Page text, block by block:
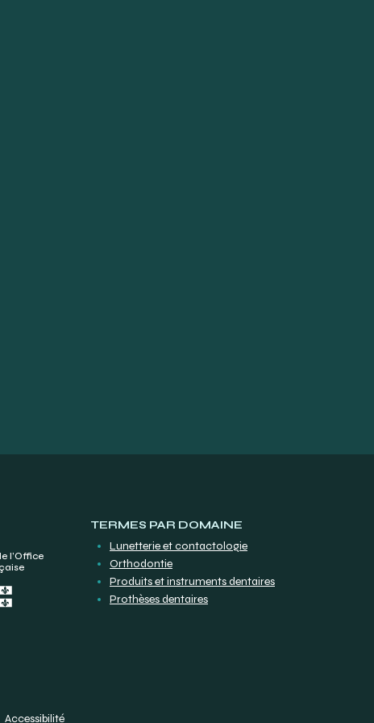
l’Office
TERMES PAR DOMAINE
Lunetterie et contactologie
Orthodontie
Produits et instruments dentaires
Prothèses dentaires
Accessibilité